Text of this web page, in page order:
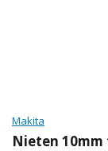
Makita
Nieten